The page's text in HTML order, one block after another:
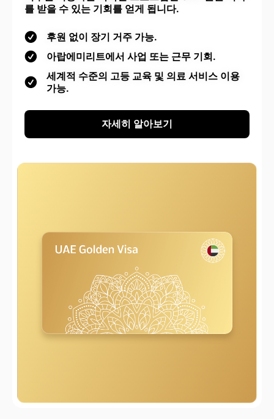
를 받을 수 있는 기회를 얻게 됩니다.
후원 없이 장기 거주 가능.
아랍에미리트에서 사업 또는 근무 기회.
세계적 수준의 고등 교육 및 의료 서비스 이용
가능.
자세히 알아보기